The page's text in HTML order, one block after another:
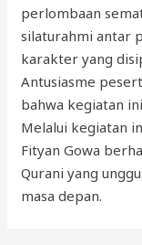
perlombaan
silaturahmi antar
karakter yang
Antusiasme
bahwa kegiatan
Melalui kegiatan
Fityan Gowa
Qurani yang
masa depan.